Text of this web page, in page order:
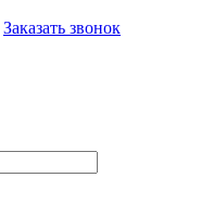
Заказать звонок